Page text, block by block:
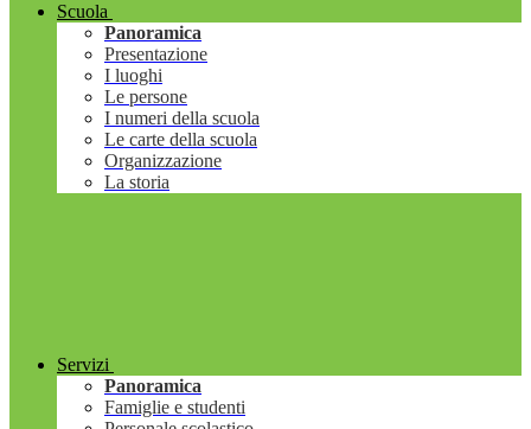
Scuola
Panoramica
Presentazione
I luoghi
Le persone
I numeri della scuola
Le carte della scuola
Organizzazione
La storia
Servizi
Panoramica
Famiglie e studenti